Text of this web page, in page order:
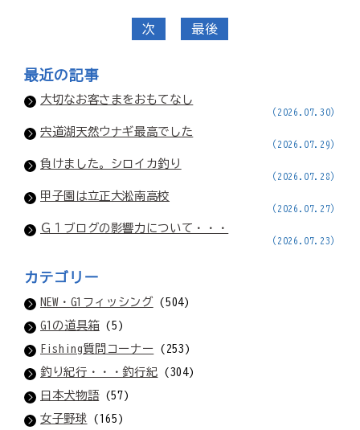
次 最後
最近の記事
大切なお客さまをおもてなし
(2026.07.30)
宍道湖天然ウナギ最高でした
(2026.07.29)
負けました。シロイカ釣り
(2026.07.28)
甲子園は立正大淞南高校
(2026.07.27)
Ｇ１ブログの影響力について・・・
(2026.07.23)
カテゴリー
NEW・G1フィッシング(504)
G1の道具箱(5)
Fishing質問コーナー (253)
釣り紀行・・・釣行紀 (304)
日本犬物語(57)
女子野球 (165)